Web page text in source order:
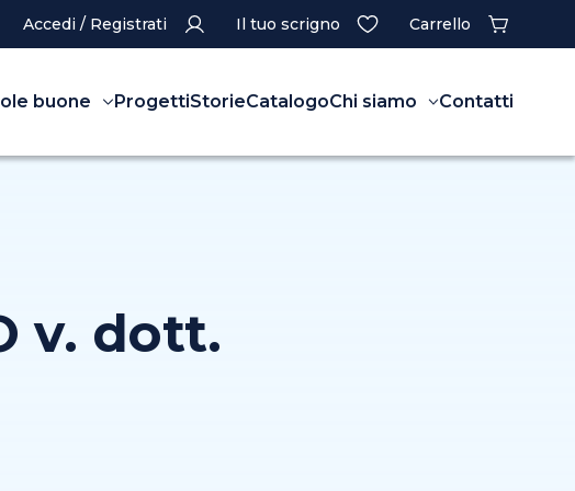
Accedi / Registrati Il tuo scrigno Carrello
buone ProgettiStorieCatalogoChi siamo Contatti
v. dott.